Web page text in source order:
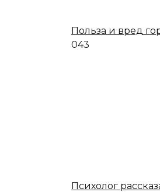
Польза и вред
043
Психолог